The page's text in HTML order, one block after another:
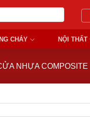
CHÁY NỘI THẤT
NHỰA COMPOSITE